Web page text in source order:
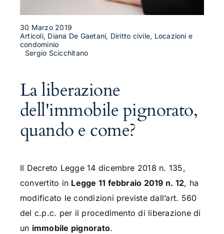
30 Marzo 2019
Articoli, Diana De Gaetani, Diritto civile, Locazioni e
condominio
Sergio Scicchitano
La liberazione
dell'immobile pignorato,
quando e come?
Il Decreto Legge 14 dicembre 2018 n. 135,
convertito in Legge 11 febbraio 2019 n. 12, ha
modificato le condizioni previste dall’art. 560
del c.p.c. per il procedimento di liberazione di
un immobile pignorato.